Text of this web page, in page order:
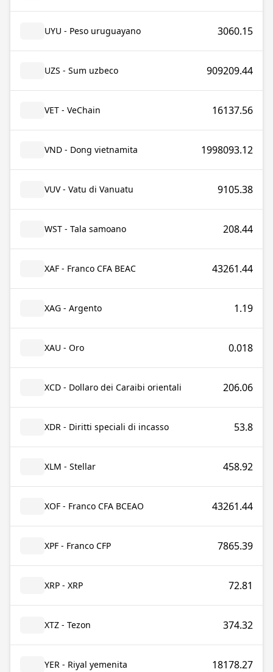
UYU - Peso uruguayano 3060.15
UZS - Sum uzbeco 909209.44
VET - VeChain 16137.56
VND - Dong vietnamita 1998093.12
VUV - Vatu di Vanuatu 9105.38
WST - Tala samoano 208.44
XAF - Franco CFA BEAC 43261.44
XAG - Argento 1.19
XAU - Oro 0.018
XCD - Dollaro dei Caraibi orientali 206.06
XDR - Diritti speciali di incasso 53.8
XLM - Stellar 458.92
XOF - Franco CFA BCEAO 43261.44
XPF - Franco CFP 7865.39
XRP - XRP 72.81
XTZ - Tezon 374.32
YER - Riyal yemenita 18178.27